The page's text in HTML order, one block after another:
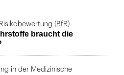
(BfR)
braucht die
in der Medizinische